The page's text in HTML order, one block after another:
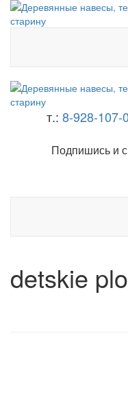
т.: 8-928-107-
Подпишись и
detskie